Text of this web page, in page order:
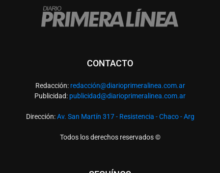
CONTACTO
Redacción: redacción@diarioprimeralinea.com.ar
Publicidad: publicidad@diarioprimeralinea.com.ar
Dirección:Av. San Martín 317 - Resistencia - Chaco - Arg
Todos los derechos reservados ©